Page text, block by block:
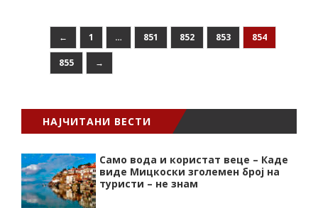
← 1 … 851 852 853 854
855 →
НАЈЧИТАНИ ВЕСТИ
Само вода и користат веце – Каде
виде Мицкоски зголемен број на
туристи – не знам